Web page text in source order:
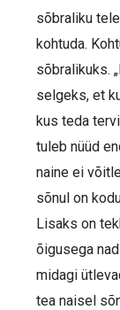
sõbraliku
kohtuda.
sõbralikuks.
selgeks, et
kus teda
tuleb nüüd
naine ei
sõnul on
Lisaks on
õigusega
midagi
tea naisel